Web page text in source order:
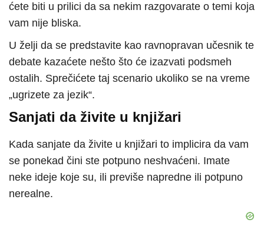
ćete biti u prilici da sa nekim razgovarate o temi koja
vam nije bliska.
U želji da se predstavite kao ravnopravan učesnik te
debate kazaćete nešto što će izazvati podsmeh
ostalih. Sprečićete taj scenario ukoliko se na vreme
„ugrizete za jezik“.
Sanjati da živite u knjižari
Kada sanjate da živite u knjižari to implicira da vam
se ponekad čini ste potpuno neshvaćeni. Imate
neke ideje koje su, ili previše napredne ili potpuno
nerealne.